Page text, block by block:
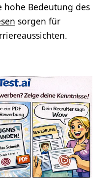
hohe Bedeutung des
sorgen für